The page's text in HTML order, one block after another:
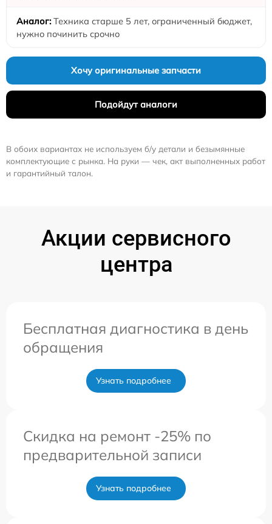
Техника старше 5 лет, ограниченный бюджет,
нужно починить срочно
Хочу оригинальные запчасти
Подойдут аналоги
В обоих вариантах не используем б/у детали и безымянные
комплектующие с рынка. На руки — чек, акт выполненных работ
и гарантийный талон.
Акции сервисного
центра
Бесплатная диагностика в день
обращения
Узнать подробнее
Скидка на ремонт -25% по
предварительной записи
Узнать подробнее